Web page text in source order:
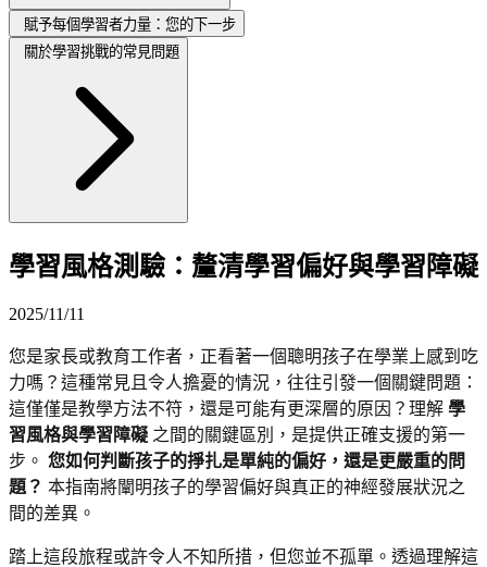
賦予每個學習者力量：您的下一步
關於學習挑戰的常見問題
學習風格測驗：釐清學習偏好與學習障礙
2025/11/11
您是家長或教育工作者，正看著一個聰明孩子在學業上感到吃
力嗎？這種常見且令人擔憂的情況，往往引發一個關鍵問題：
這僅僅是教學方法不符，還是可能有更深層的原因？理解 學
習風格與學習障礙 之間的關鍵區別，是提供正確支援的第一
步。 您如何判斷孩子的掙扎是單純的偏好，還是更嚴重的問
題？ 本指南將闡明孩子的學習偏好與真正的神經發展狀況之
間的差異。
踏上這段旅程或許令人不知所措，但您並不孤單。透過理解這